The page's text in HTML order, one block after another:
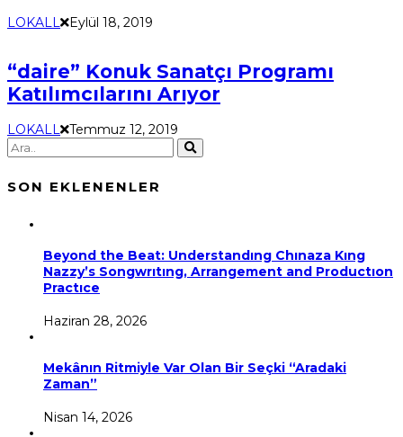
LOKALL Eylül 18, 2019
“daire” Konuk Sanatçı Programı
Katılımcılarını Arıyor
LOKALL Temmuz 12, 2019
SON EKLENENLER
Beyond the Beat: Understandıng Chınaza Kıng
Nazzy’s Songwrıtıng, Arrangement and Productıon
Practıce
Haziran 28, 2026
Mekânın Ritmiyle Var Olan Bir Seçki “Aradaki
Zaman”
Nisan 14, 2026